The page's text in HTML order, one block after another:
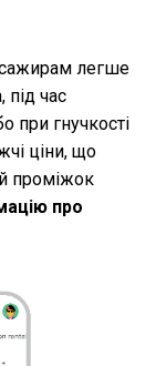
легше
під час
при гнучкості
ціни, що
проміжок
про